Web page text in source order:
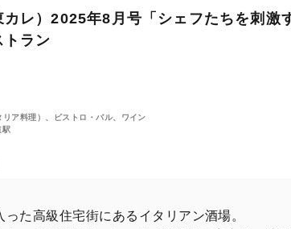
対し、笑顔いっぱいの上戸さんを切り取っ
レ）2025年8月号「シェフたちを刺
トラン
リア料理）、ビストロ・バル、ワイン
駅
た高級住宅街にあるイタリアン酒場。